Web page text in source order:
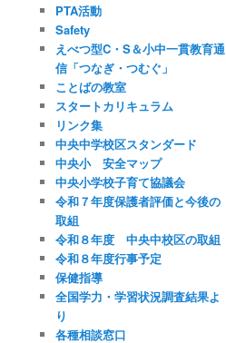
PTA活動
Safety
えべつ型C・S＆小中一貫教育通
信「つなぎ・つむぐ」
ことばの教室
スタートカリキュラム
リンク集
中央中学校区スタンダード
中央小 安全マップ
中央小学校子育て協議会
令和７年度保護者評価と今後の
取組
令和８年度 中央中校区の取組
令和８年度行事予定
保健指導
全国学力・学習状況調査結果よ
り
各種相談窓口